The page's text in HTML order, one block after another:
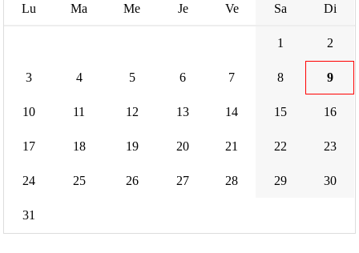
Lu Ma Me Je Ve Sa Di
1 2
3 4 5 6 7 8 9
10 11 12 13 14 15 16
17 18 19 20 21 22 23
24 25 26 27 28 29 30
31